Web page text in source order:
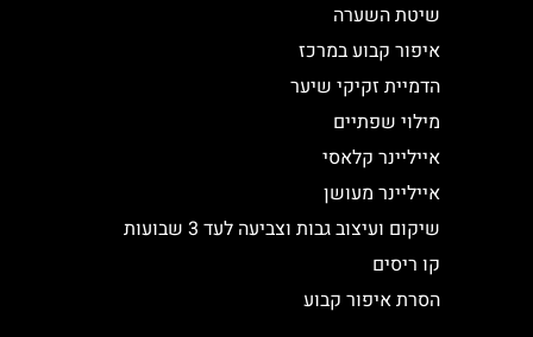
שיטת השערה
איפור קבוע במרכז
הדמיית זקיקי שיער
מילוי שפתיים
אייליינר קלאסי
אייליינר מעושן
שיקום ועיצוב גבות וצביעה לעד 3 שבועות
קו ריסים
הסרת איפור קבוע